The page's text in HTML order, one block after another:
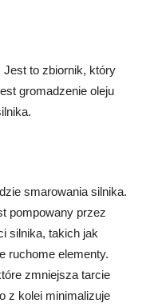
Jest to zbiornik, który
gromadzenie oleju
smarowania silnika.
pompowany przez
silnika, takich jak
ruchome elementy.
zmniejsza tarcie
z kolei minimalizuje